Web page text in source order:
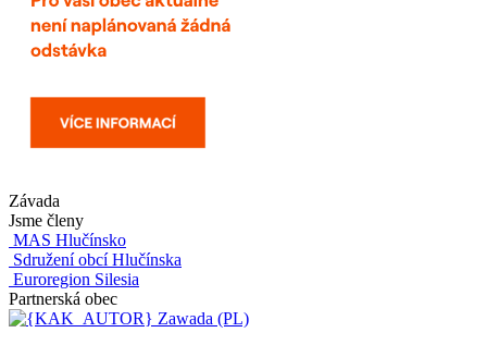
Závada
Jsme členy
MAS Hlučínsko
Sdružení obcí Hlučínska
Euroregion Silesia
Partnerská obec
Zawada (PL)